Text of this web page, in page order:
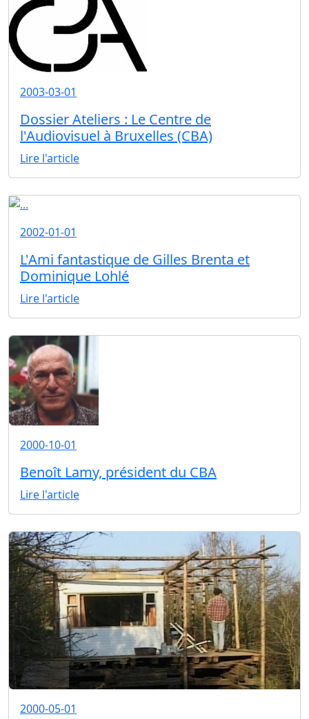
2003-03-01
Dossier Ateliers : Le Centre de
l'Audiovisuel à Bruxelles (CBA)
Lire l'article
2002-01-01
L'Ami fantastique de Gilles Brenta et
Dominique Lohlé
Lire l'article
2000-10-01
Benoît Lamy, président du CBA
Lire l'article
2000-05-01